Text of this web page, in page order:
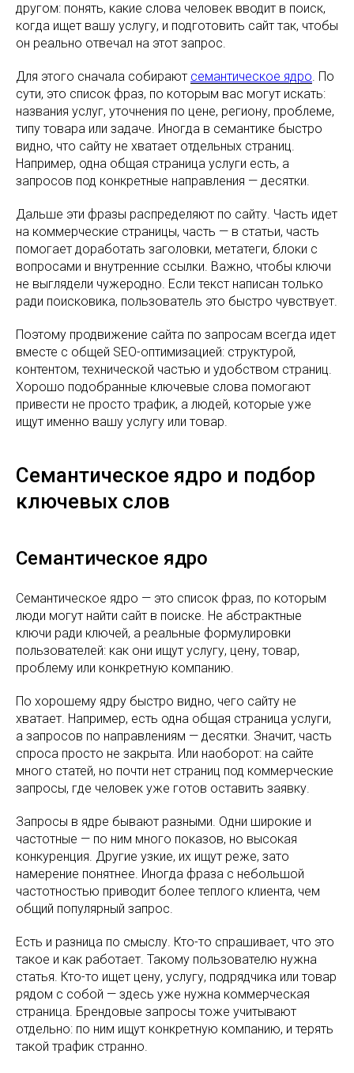
другом: понять, какие слова человек вводит в поиск,
когда ищет вашу услугу, и подготовить сайт так, чтобы
он реально отвечал на этот запрос.
Для этого сначала собирают семантическое ядро. По
сути, это список фраз, по которым вас могут искать:
названия услуг, уточнения по цене, региону, проблеме,
типу товара или задаче. Иногда в семантике быстро
видно, что сайту не хватает отдельных страниц.
Например, одна общая страница услуги есть, а
запросов под конкретные направления — десятки.
Дальше эти фразы распределяют по сайту. Часть идет
на коммерческие страницы, часть — в статьи, часть
помогает доработать заголовки, метатеги, блоки с
вопросами и внутренние ссылки. Важно, чтобы ключи
не выглядели чужеродно. Если текст написан только
ради поисковика, пользователь это быстро чувствует.
Поэтому продвижение сайта по запросам всегда идет
вместе с общей SEO-оптимизацией: структурой,
контентом, технической частью и удобством страниц.
Хорошо подобранные ключевые слова помогают
привести не просто трафик, а людей, которые уже
ищут именно вашу услугу или товар.
Семантическое ядро и подбор
ключевых слов
Семантическое ядро
Семантическое ядро — это список фраз, по которым
люди могут найти сайт в поиске. Не абстрактные
ключи ради ключей, а реальные формулировки
пользователей: как они ищут услугу, цену, товар,
проблему или конкретную компанию.
По хорошему ядру быстро видно, чего сайту не
хватает. Например, есть одна общая страница услуги,
а запросов по направлениям — десятки. Значит, часть
спроса просто не закрыта. Или наоборот: на сайте
много статей, но почти нет страниц под коммерческие
запросы, где человек уже готов оставить заявку.
Запросы в ядре бывают разными. Одни широкие и
частотные — по ним много показов, но высокая
конкуренция. Другие узкие, их ищут реже, зато
намерение понятнее. Иногда фраза с небольшой
частотностью приводит более теплого клиента, чем
общий популярный запрос.
Есть и разница по смыслу. Кто-то спрашивает, что это
такое и как работает. Такому пользователю нужна
статья. Кто-то ищет цену, услугу, подрядчика или товар
рядом с собой — здесь уже нужна коммерческая
страница. Брендовые запросы тоже учитывают
отдельно: по ним ищут конкретную компанию, и терять
такой трафик странно.